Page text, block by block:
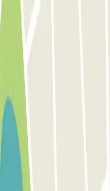
Galeazzo
Washington
San Barnaba (Tribunale)
Machiavelli